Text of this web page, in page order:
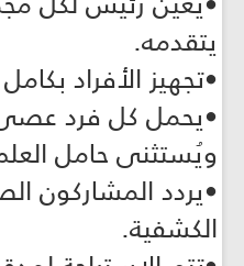
يتقدمه.
•تجهيز الأفراد
•يحمل كل فرد
ويُستثنى حامل
•يردد المشاركون
الكشفية.